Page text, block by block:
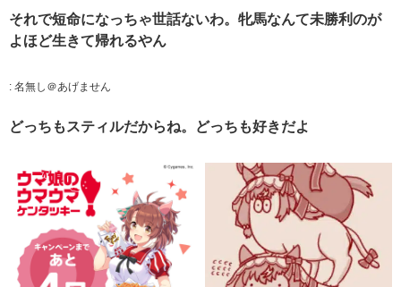
それで短命になっちゃ世話ないわ。牝馬なんて未勝利のが
よほど生きて帰れるやん
: 名無し＠あげません
どっちもスティルだからね。どっちも好きだよ